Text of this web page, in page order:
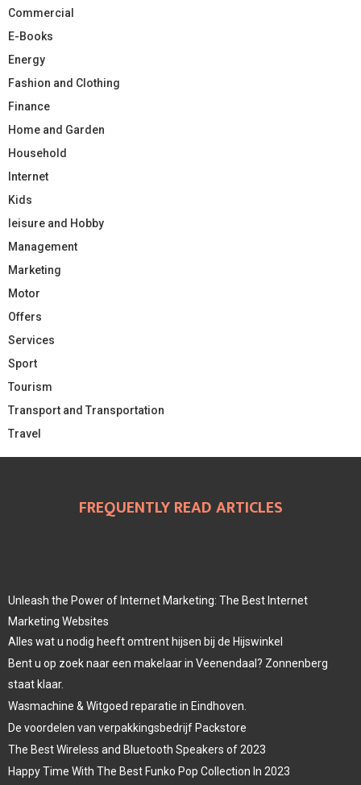
Commercial
E-Books
Energy
Fashion and Clothing
Finance
Home and Garden
Household
Internet
Kids
leisure and Hobby
Management
Marketing
Motor
Offers
Services
Sport
Tourism
Transport and Transportation
Travel
FREQUENTLY READ ARTICLES
Unleash the Power of Internet Marketing: The Best Internet
Marketing Websites
Alles wat u nodig heeft omtrent hijsen bij de Hijswinkel
Bent u op zoek naar een makelaar in Veenendaal? Zonnenberg
staat klaar.
Wasmachine & Witgoed reparatie in Eindhoven.
De voordelen van verpakkingsbedrijf Packstore
The Best Wireless and Bluetooth Speakers of 2023
Happy Time With The Best Funko Pop Collection In 2023